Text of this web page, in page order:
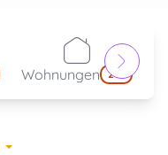
Wohnungen 214